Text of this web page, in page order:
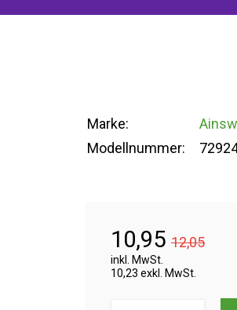
Marke:
Modellnummer:
10,95 12,05
inkl. MwSt.
10,23 exkl. MwSt.